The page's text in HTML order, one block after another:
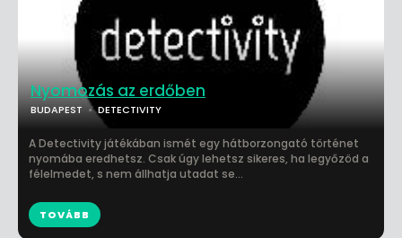
Nyomozás az erdőben
BUDAPEST DETECTIVITY
A Detectivity játékában ismét egy hátborzongató történet
nyomába eredhetsz. Csak úgy lehetsz sikeres, ha legyőzöd a
félelmedet, s nem állhatja utadat se...
TOVÁBB